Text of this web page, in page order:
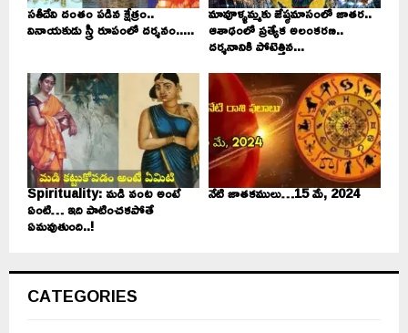
సతీదేవి దంతం పడిన క్షేత్రం..
వినాయకుడు స్త్రీ రూపంలో దర్శనం.....
మావూళ్ళమ్మకు జేష్ఠమాసంలో జాతర..
ఆశాఢంలో ప్రత్యేక అలంకరణ..
దర్శనానికి పోటెత్తిన...
Spirituality: మడి వంట అంటే
ఏంటి… ఇది పాటించకపోతే
ఏమవుతుంది..!
నేటి జాతకములు…15 మే, 2024
CATEGORIES